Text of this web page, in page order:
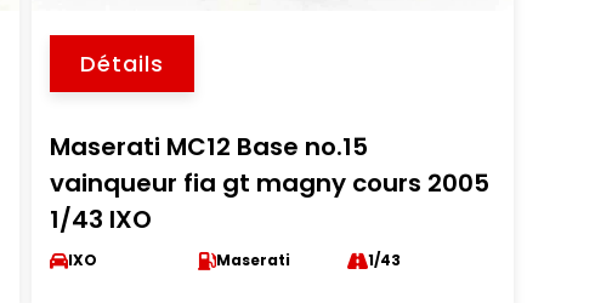
Détails
Maserati MC12 Base no.15
vainqueur fia gt magny cours 2005
1/43 IXO
IXO Maserati 1/43